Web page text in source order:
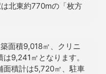
北東約770mの「枚方
面積9,018㎡、クリニ
9,241㎡となります。
面積計は5,720㎡、駐車